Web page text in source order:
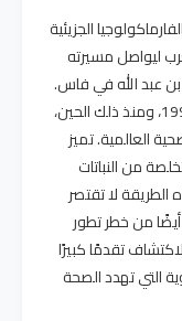
الجزيئية
إلى المغرب ليواصل مسيرته
عبد الله في فاس.
أكمل دكتوراه الدولة في علم الجراثيم عام 1994، ومنذ ذلك الحين،
العالمية. تميز
من النباتات
الطريقة لا تقتصر
من خطر تطور
تقدمًا كبيرًا
التي تهدد الصحة